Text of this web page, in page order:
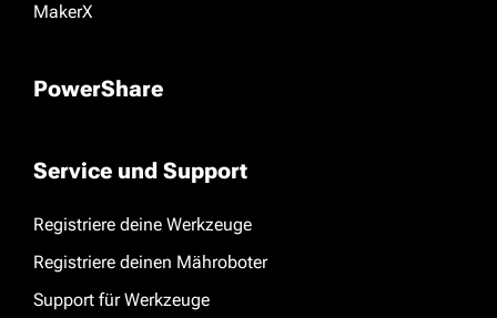
MakerX
PowerShare
Service und Support
Registriere deine Werkzeuge
Registriere deinen Mähroboter
Support für Werkzeuge